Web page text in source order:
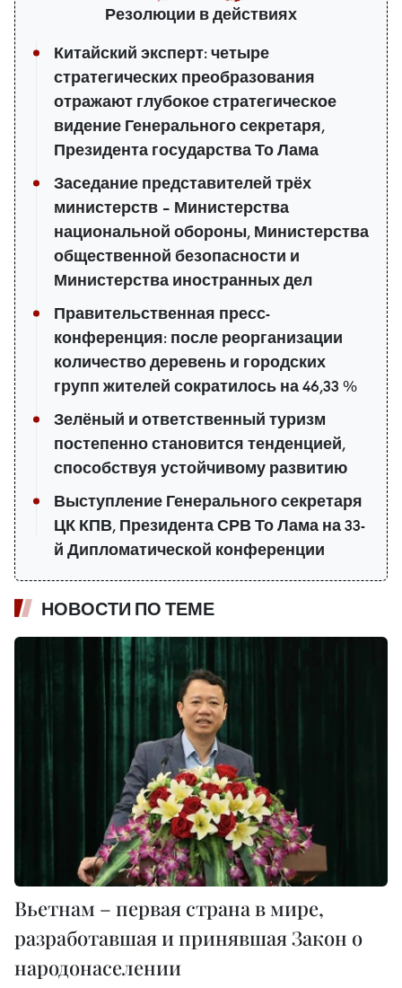
Резолюции в действиях
Китайский эксперт: четыре
стратегических преобразования
отражают глубокое стратегическое
видение Генерального секретаря,
Президента государства То Лама
Заседание представителей трёх
министерств – Министерства
национальной обороны, Министерства
общественной безопасности и
Министерства иностранных дел
Правительственная пресс-
конференция: после реорганизации
количество деревень и городских
групп жителей сократилось на 46,33 %
Зелёный и ответственный туризм
постепенно становится тенденцией,
способствуя устойчивому развитию
Выступление Генерального секретаря
ЦК КПВ, Президента СРВ То Лама на 33-
й Дипломатической конференции
НОВОСТИ ПО ТЕМЕ
Вьетнам – первая страна в мире,
разработавшая и принявшая Закон о
народонаселении